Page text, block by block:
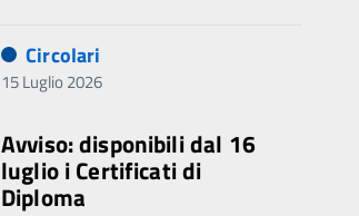
Circolari
15 Luglio 2026
Avviso: disponibili dal 16
luglio i Certificati di
Diploma